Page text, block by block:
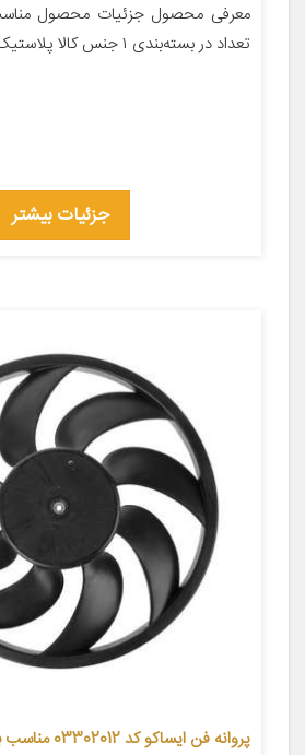
معرفی محصول جزئیات محصول
تعداد در بسته‌بندی ۱ جنس کالا پلاستیک
جزئیات بیشتر
پروانه فن ایساکو کد 03302012 مناسب برای پژو 206